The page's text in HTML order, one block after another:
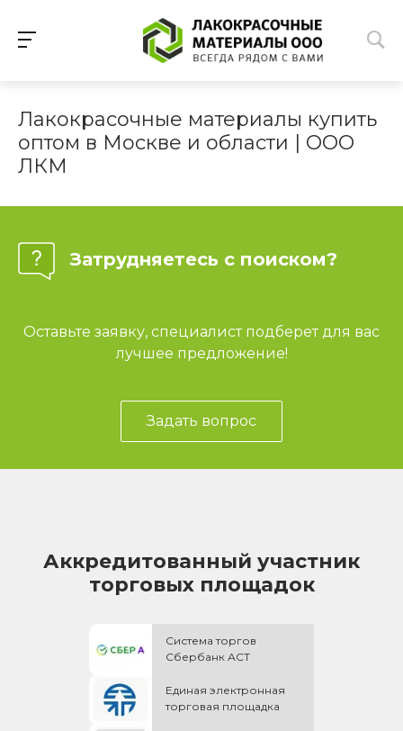
Лакокрасочные материалы купить
оптом в Москве и области | ООО
ЛКМ
Затрудняетесь с поиском?
Оставьте заявку, специалист подберет для вас
лучшее предложение!
Задать вопрос
Аккредитованный участник
торговых площадок
Система торгов
Сбербанк АСТ
Единая электронная
торговая площадка